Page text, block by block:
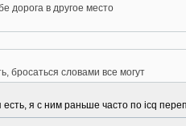
дорога в другое место
бросаться словами все могут
я с ним раньше часто по icq